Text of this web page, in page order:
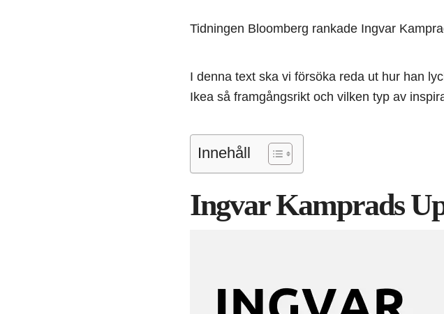
Tidningen Bloomberg rankade Ingvar
I denna text ska vi försöka reda ut hur han
Ikea så framgångsrikt och vilken typ av
Innehåll
Ingvar Kamprads